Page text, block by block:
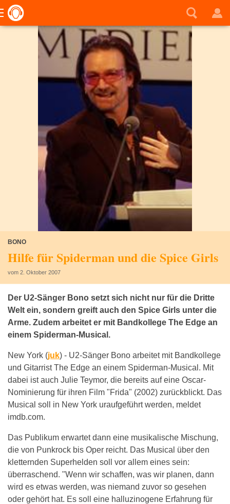
BONO
Hilfe für Spiderman und die Spice Girls
vom 2. Oktober 2007
Der U2-Sänger Bono setzt sich nicht nur für die Dritte
Welt ein, sondern greift auch den Spice Girls unter die
Arme. Zudem arbeitet er mit Bandkollege The Edge an
einem Spiderman-Musical.
New York (juk) - U2-Sänger Bono arbeitet mit Bandkollege
und Gitarrist The Edge an einem Spiderman-Musical. Mit
dabei ist auch Julie Teymor, die bereits auf eine Oscar-
Nominierung für ihren Film "Frida" (2002) zurückblickt. Das
Musical soll in New York uraufgeführt werden, meldet
imdb.com.
Das Publikum erwartet dann eine musikalische Mischung,
die von Punkrock bis Oper reicht. Das Musical über den
kletternden Superhelden soll vor allem eines sein:
überraschend. "Wenn wir schaffen, was wir planen, dann
wird es etwas werden, was niemand zuvor so gesehen
oder gehört hat. Es soll eine halluzinogene Erfahrung für